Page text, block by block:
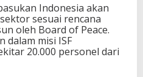
Indonesia akan
sesuai rencana
oleh Board of Peace.
dalam misi ISF
20.000 personel dari